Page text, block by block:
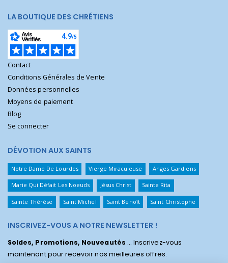
LA BOUTIQUE DES CHRÉTIENS
Contact
Conditions Générales de Vente
Données personnelles
Moyens de paiement
Blog
Se connecter
DÉVOTION AUX SAINTS
Notre Dame De Lourdes Vierge Miraculeuse Anges Gardiens
Marie Qui Défait Les Noeuds Jésus Christ Sainte Rita
Sainte Thérèse Saint Michel Saint Benoît Saint Christophe
INSCRIVEZ-VOUS A NOTRE NEWSLETTER !
Soldes, Promotions, Nouveautés ... Inscrivez-vous
maintenant pour recevoir nos meilleures offres.